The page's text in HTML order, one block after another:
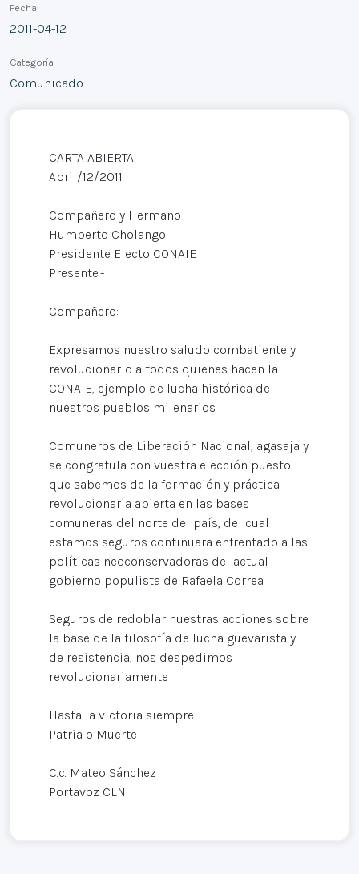
Fecha
2011-04-12
Categoría
Comunicado
CARTA ABIERTA
Abril/12/2011
Compañero y Hermano
Humberto Cholango
Presidente Electo CONAIE
Presente.-
Compañero:
Expresamos nuestro saludo combatiente y
revolucionario a todos quienes hacen la
CONAIE, ejemplo de lucha histórica de
nuestros pueblos milenarios.
Comuneros de Liberación Nacional, agasaja y
se congratula con vuestra elección puesto
que sabemos de la formación y práctica
revolucionaria abierta en las bases
comuneras del norte del país, del cual
estamos seguros continuara enfrentado a las
políticas neoconservadoras del actual
gobierno populista de Rafaela Correa.
Seguros de redoblar nuestras acciones sobre
la base de la filosofía de lucha guevarista y
de resistencia, nos despedimos
revolucionariamente
Hasta la victoria siempre
Patria o Muerte
C.c. Mateo Sánchez
Portavoz CLN